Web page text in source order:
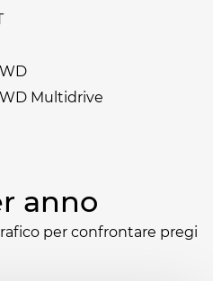
Multidrive
anno
per confrontare pregi